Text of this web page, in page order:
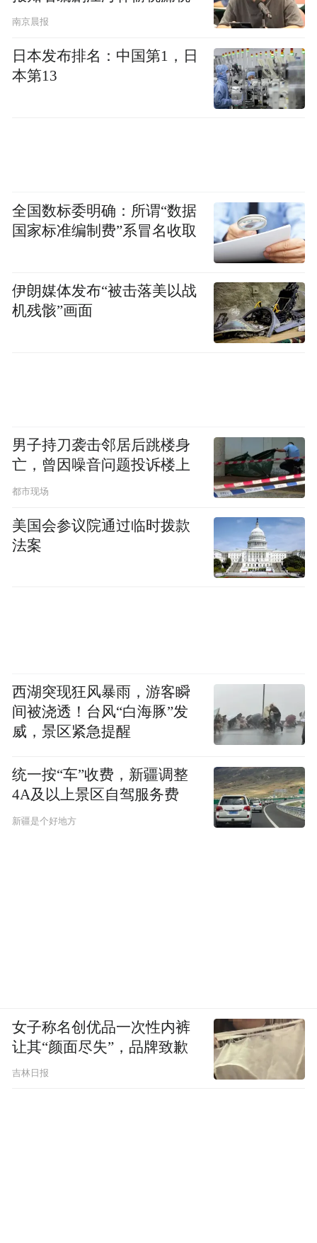
创新改编的经典曲目《姑苏行》将活动氛围
推向高潮。悠扬笛声勾勒出江南水乡的烟雨
美，婉转韵律流淌全场。孩子们跟随旋律轻
轻摇摆，沉浸式邂逅江南风雅之美。“传统民
乐太好听了，我特别喜欢笛子的声音，我也
义，让孩子们跳出流行音乐的单一认知，近
距离接触、了解、喜爱传统非遗文化，在潜
移默化中接受传统文化熏陶，同时也为职工
家庭搭建了优质的亲子互动平台，有效增进
了亲子感情。
据悉，本次活动是文教街道“六一”关爱职工
（周永卫 许玉燕）
“特别声明：以上作品内容(包括在内的视频、图片或音
南京晨报
日本发布排名：中国第1，日
本第13
全国数标委明确：所谓“数据
国家标准编制费”系冒名收取
伊朗媒体发布“被击落美以战
机残骸”画面
男子持刀袭击邻居后跳楼身
亡，曾因噪音问题投诉楼上
都市现场
美国会参议院通过临时拨款
法案
西湖突现狂风暴雨，游客瞬
间被浇透！台风“白海豚”发
威，景区紧急提醒
统一按“车”收费，新疆调整
4A及以上景区自驾服务费
新疆是个好地方
女子称名创优品一次性内裤
让其“颜面尽失”，品牌致歉
吉林日报